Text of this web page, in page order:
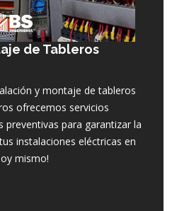
de Tableros
y montaje de tableros
ofrecemos servicios
preventivas para garantizar la
instalaciones eléctricas en
mismo!